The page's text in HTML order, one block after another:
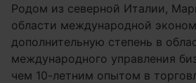
Родом из северной Италии,
области международной
дополнительную степень в
международного управления
чем 10-летним опытом в